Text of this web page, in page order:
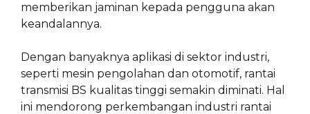
memberikan jaminan kepada pengguna akan
keandalannya.
Dengan banyaknya aplikasi di sektor industri,
seperti mesin pengolahan dan otomotif, rantai
transmisi BS kualitas tinggi semakin diminati. Hal
ini mendorong perkembangan industri rantai